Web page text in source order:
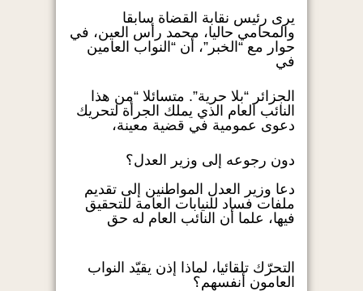
يرى رئيس نقابة القضاة سابقا
والمحامي حاليا، محمد رأس العين، في
حوار مع “الخبر”، أن “النواب العامين
في
الجزائر “بلا حرية”. متسائلا “من هذا
النائب العام الذي يملك الجرأة لتحريك
دعوى عمومية في قضية معينة،
دون رجوعه إلى وزير العدل؟
دعا وزير العدل المواطنين إلى تقديم
ملفات فساد للنيابات العامة للتحقيق
فيها، علما أن النائب العام له حق
التحرّك تلقائيا، لماذا إذن يقيّد النواب
العامون أنفسهم؟